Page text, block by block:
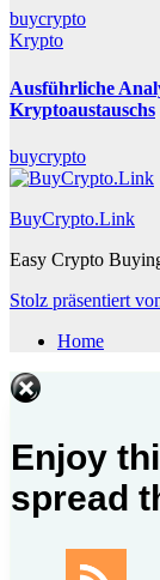
buycrypto
Krypto
Ausführliche
Kryptoaustauschs
buycrypto
BuyCrypto.Link
Easy Crypto
Stolz präsentiert
Home
Enjoy
spread